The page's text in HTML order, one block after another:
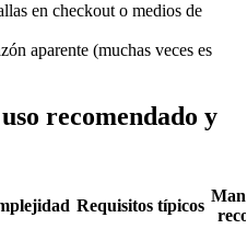
en checkout o medios de
aparente (muchas veces es
recomendado y
Requisitos típicos